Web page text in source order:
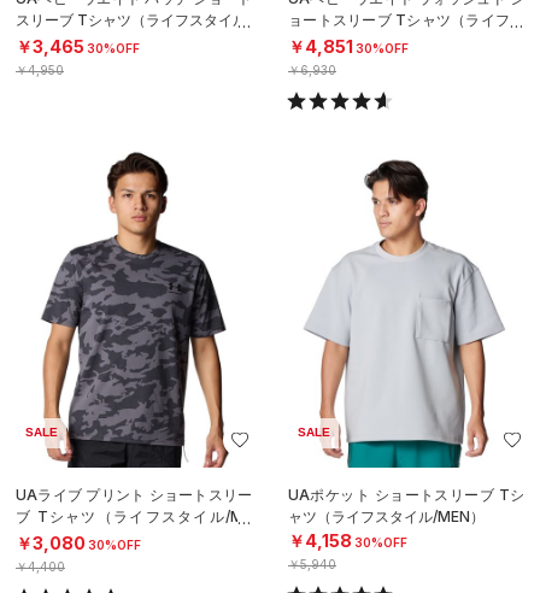
スリーブ Tシャツ（ライフスタイル/
MEN）
￥3,465 30%OFF
￥4,950
ョートスリーブ Tシャツ（ライフス
タイル/MEN）
￥4,851 30%OFF
￥6,930
SALE
UAライブ プリント ショートスリー
ブ Tシャツ（ライフスタイル/ME
N）
￥3,080 30%OFF
￥4,400
SALE
UAポケット ショートスリーブ Tシ
ャツ（ライフスタイル/MEN）
￥4,158 30%OFF
￥5,940